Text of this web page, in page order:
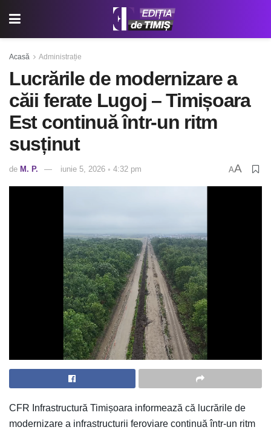
Acasă Administrație
Lucrările de modernizare a
căii ferate Lugoj – Timișoara
Est continuă într-un ritm
susținut
de M. P. iunie 5, 2026 ◦ 4:32 pm AA
CFR Infrastructură Timișoara informează că lucrările de
modernizare a infrastructurii feroviare continuă într-un ritm